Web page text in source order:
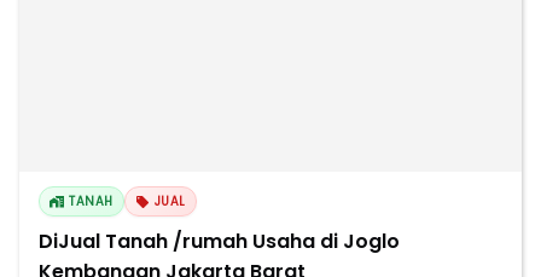
TANAH JUAL
DiJual Tanah /rumah Usaha di Joglo